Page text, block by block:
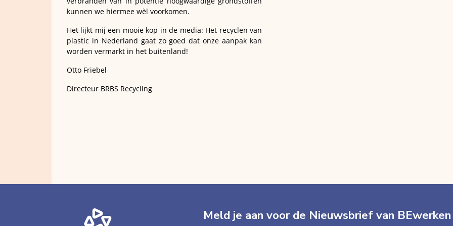
kunnen we hiermee wèl voorkomen.
Het lijkt mij een mooie kop in de media: Het recyclen van
plastic in Nederland gaat zo goed dat onze aanpak kan
worden vermarkt in het buitenland!
Otto Friebel
Directeur BRBS Recycling
Meld je aan voor de Nieuwsbrief van